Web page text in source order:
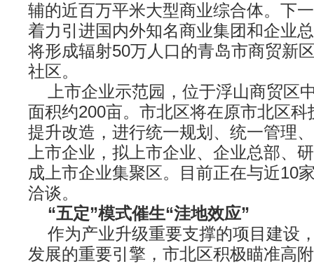
辅的近百万平米大型商业综合体。下
着力引进国内外知名商业集团和企业
将形成辐射50万人口的青岛市商贸新
社区。
上市企业示范园，位于浮山商贸区
面积约200亩。市北区将在原市北区科
提升改造，进行统一规划、统一管理
上市企业，拟上市企业、企业总部、
成上市企业集聚区。目前正在与近10
洽谈。
“五定”模式催生“洼地效应”
作为产业升级重要支撑的项目建设
发展的重要引擎，市北区积极瞄准高